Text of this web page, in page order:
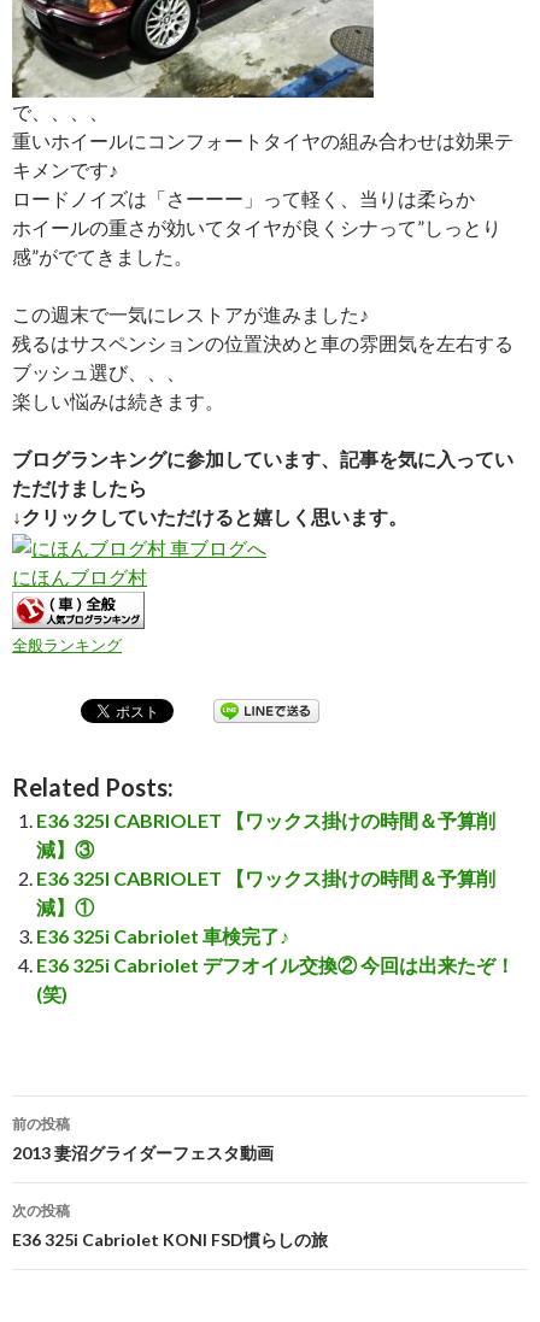
で、、、、
重いホイールにコンフォートタイヤの組み合わせは効果テ
キメンです♪
ロードノイズは「さーーー」って軽く、当りは柔らか
ホイールの重さが効いてタイヤが良くシナって”しっとり
感”がでてきました。
この週末で一気にレストアが進みました♪
残るはサスペンションの位置決めと車の雰囲気を左右する
ブッシュ選び、、、
楽しい悩みは続きます。
ブログランキングに参加しています、記事を気に入ってい
ただけましたら
↓クリックしていただけると嬉しく思います。
にほんブログ村
全般ランキング
Related Posts:
E36 325I CABRIOLET 【ワックス掛けの時間＆予算削
減】③
E36 325I CABRIOLET 【ワックス掛けの時間＆予算削
減】①
E36 325i Cabriolet 車検完了♪
E36 325i Cabriolet デフオイル交換② 今回は出来たぞ！
(笑)
投
稿
ナ
前の投稿
2013 妻沼グライダーフェスタ動画
次の投稿
E36 325i Cabriolet KONI FSD慣らしの旅